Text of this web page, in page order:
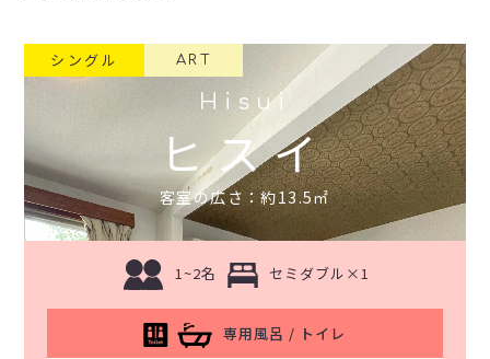
Hisui
ヒスイ
客室の広さ：約13.5㎡
1~2名 セミダブル×1
専用風呂 / トイレ
シングル ART